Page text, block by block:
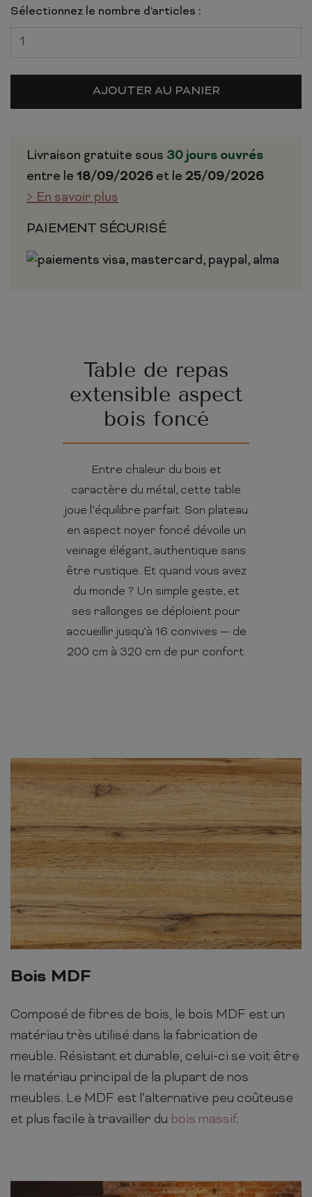
Sélectionnez le nombre d'articles :
AJOUTER AU PANIER
Livraison gratuite sous 30 jours ouvrés
entre le 18/09/2026 et le 25/09/2026
> En savoir plus
PAIEMENT SÉCURISÉ
Table de repas
extensible aspect
bois foncé
Entre chaleur du bois et
caractère du métal, cette table
joue l’équilibre parfait. Son plateau
en aspect noyer foncé dévoile un
veinage élégant, authentique sans
être rustique. Et quand vous avez
du monde ? Un simple geste, et
ses rallonges se déploient pour
accueillir jusqu’à 16 convives — de
200 cm à 320 cm de pur confort.
Bois MDF
Composé de fibres de bois, le bois MDF est un
matériau très utilisé dans la fabrication de
meuble. Résistant et durable, celui-ci se voit être
le matériau principal de la plupart de nos
meubles. Le MDF est l’alternative peu coûteuse
et plus facile à travailler du bois massif.